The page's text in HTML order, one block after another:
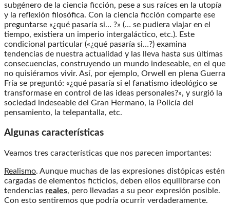
subgénero de la ciencia ficción, pese a sus raíces en la utopía
y la reflexión filosófica. Con la ciencia ficción comparte ese
preguntarse «¿qué pasaría si… ?» (… se pudiera viajar en el
tiempo, existiera un imperio intergaláctico, etc.). Este
condicional particular («¿qué pasaría si…?) examina
tendencias de nuestra actualidad y las lleva hasta sus últimas
consecuencias, construyendo un mundo indeseable, en el que
no quisiéramos vivir. Así, por ejemplo, Orwell en plena Guerra
Fría se preguntó: «¿qué pasaría si el fanatismo ideológico se
transformase en control de las ideas personales?», y surgió la
sociedad indeseable del Gran Hermano, la Policía del
pensamiento, la telepantalla, etc.
Algunas características
Veamos tres características que nos parecen importantes:
Realismo. Aunque muchas de las expresiones distópicas estén
cargadas de elementos ficticios, deben ellos equilibrarse con
tendencias reales, pero llevadas a su peor expresión posible.
Con esto sentiremos que podría ocurrir verdaderamente.